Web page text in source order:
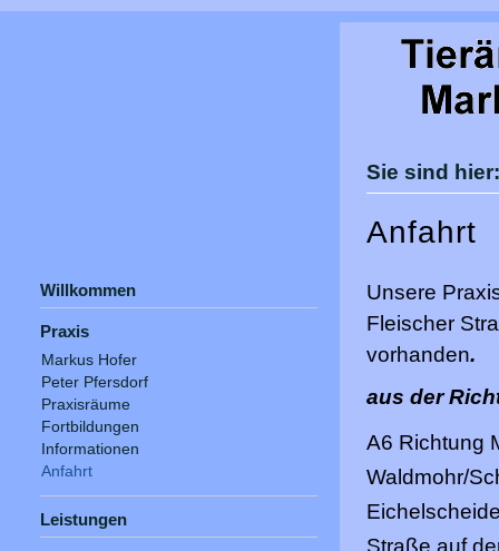
Willkommen
Praxis
Markus Hofer
Peter Pfersdorf
Praxisräume
Fortbildungen
Informationen
Anfahrt
Leistungen
Sie sind
Anfahrt
Unsere
Fleischer
vorhanden.
aus der
A6 Richtung
Waldmohr/
Straße auf